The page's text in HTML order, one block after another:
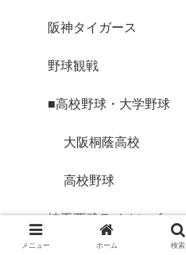
阪神タイガース
野球観戦
■高校野球・大学野球
大阪桐蔭高校
高校野球
埼玉西武ライオンズ
メニュー ホーム 検索